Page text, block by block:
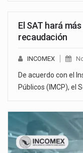
El SAT hará
recaudación
INCOMEX
De acuerdo con el
Públicos (IMCP), el